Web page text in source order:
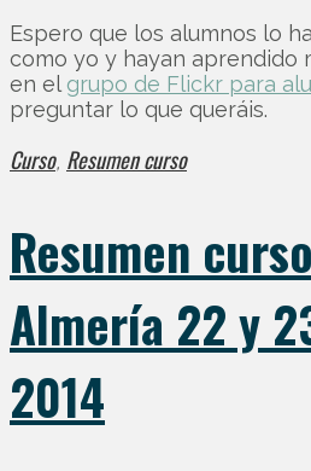
Espero que los alumnos lo
como yo y hayan aprendido
en el grupo de Flickr para
preguntar lo que queráis.
Curso, Resumen curso
Resumen
Almería 22 y
2014